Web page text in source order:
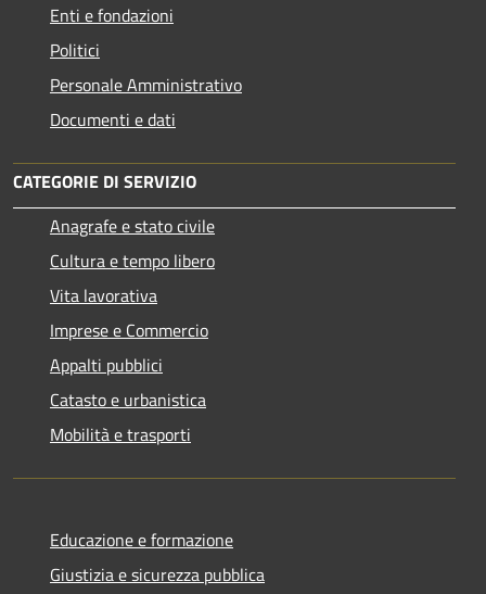
Enti e fondazioni
Politici
Personale Amministrativo
Documenti e dati
CATEGORIE DI SERVIZIO
Anagrafe e stato civile
Cultura e tempo libero
Vita lavorativa
Imprese e Commercio
Appalti pubblici
Catasto e urbanistica
Mobilità e trasporti
Educazione e formazione
Giustizia e sicurezza pubblica